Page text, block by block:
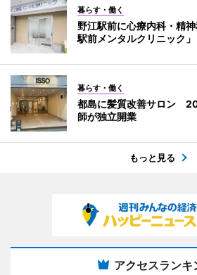
暮らす・働く
野江駅前に心療内科・精
駅前メンタルクリニック」
暮らす・働く
都島に髪質改善サロン
師が独立開業
もっと見る
アクセスランキ